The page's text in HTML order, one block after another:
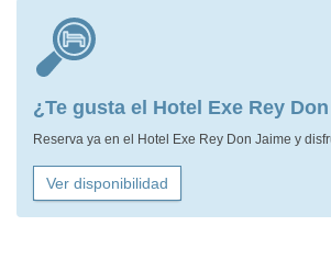
¿Te gusta el Hotel Exe Rey
Reserva ya en el Hotel Exe Rey Don Jaime y
Ver disponibilidad